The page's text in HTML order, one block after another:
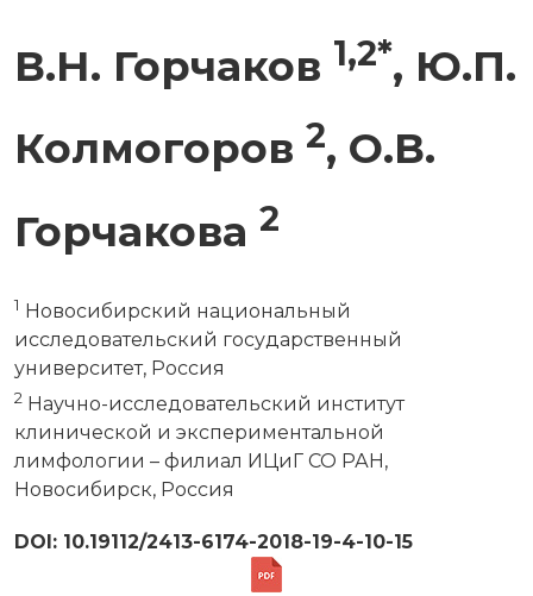
В.Н. Горчаков 1,2*, Ю.П.
Колмогоров 2, О.В.
Горчакова 2
1 Новосибирский национальный
исследовательский государственный
университет, Россия
2 Научно-исследовательский институт
клинической и экспериментальной
лимфологии – филиал ИЦиГ СО РАН,
Новосибирск, Россия
DOI: 10.19112/2413-6174-2018-19-4-10-15